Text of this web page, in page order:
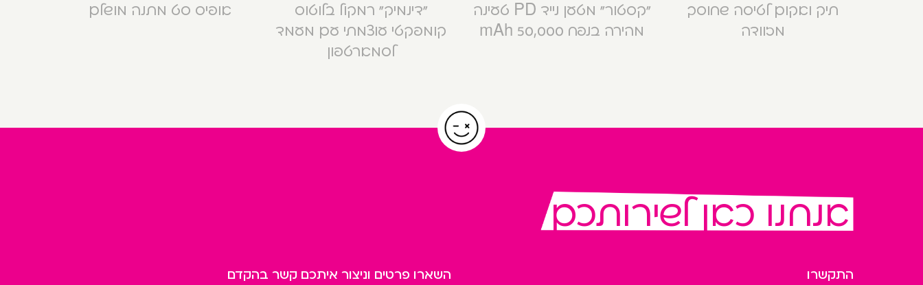
תיק ואקום לטיסה שחוסך
מזוודה
“קסטור” מטען נייד PD טעינה
מהירה בנפח 50,000 mAh
“דינמיק” רמקול בלוטוס
קומפקטי עוצמתי עם מעמד
לסמארטפון
אופיס סט מתנה מושלם
אנחנו כאן לשירותכם
התקשרו השארו פרטים וניצור איתכם קשר בהקדם